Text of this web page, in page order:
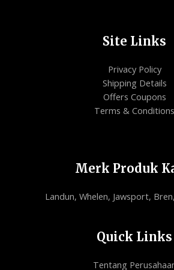
Site Links
Privacy Policy
Shipping Details
Offers Coupons
Terms & Conditions
Merk Produk
Quick Links